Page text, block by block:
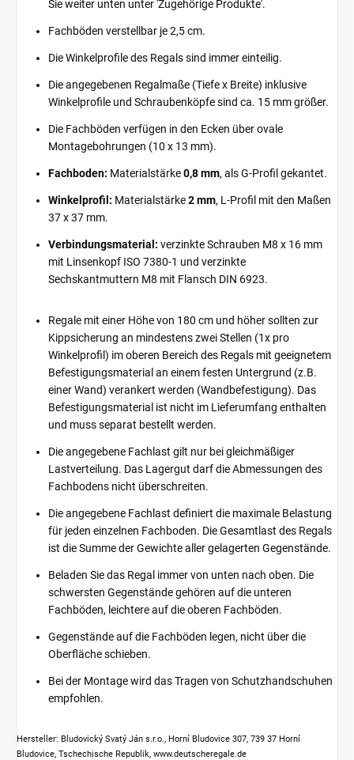
Sie weiter unten unter 'Zugehörige Produkte'.
Fachböden verstellbar je 2,5 cm.
Die Winkelprofile des Regals sind immer einteilig.
Die angegebenen Regalmaße (Tiefe x Breite) inklusive
Winkelprofile und Schraubenköpfe sind ca. 15 mm größer.
Die Fachböden verfügen in den Ecken über ovale
Montagebohrungen (10 x 13 mm).
Fachboden: Materialstärke0,8 mm, als G-Profil gekantet.
Winkelprofil: Materialstärke2 mm, L-Profil mit den Maßen
37 x 37 mm.
Verbindungsmaterial: verzinkte Schrauben M8 x 16 mm
mit Linsenkopf ISO 7380-1 und verzinkte
Sechskantmuttern M8 mit Flansch DIN 6923.
Regale mit einer Höhe von 180 cm und höher sollten zur
Kippsicherung an mindestens zwei Stellen (1x pro
Winkelprofil) im oberen Bereich des Regals mit geeignetem
Befestigungsmaterial an einem festen Untergrund (z.B.
einer Wand) verankert werden (Wandbefestigung). Das
Befestigungsmaterial ist nicht im Lieferumfang enthalten
und muss separat bestellt werden.
Die angegebene Fachlast gilt nur bei gleichmäßiger
Lastverteilung. Das Lagergut darf die Abmessungen des
Fachbodens nicht überschreiten.
Die angegebene Fachlast definiert die maximale Belastung
für jeden einzelnen Fachboden. Die Gesamtlast des Regals
ist die Summe der Gewichte aller gelagerten Gegenstände.
Beladen Sie das Regal immer von unten nach oben. Die
schwersten Gegenstände gehören auf die unteren
Fachböden, leichtere auf die oberen Fachböden.
Gegenstände auf die Fachböden legen, nicht über die
Oberfläche schieben.
Bei der Montage wird das Tragen von Schutzhandschuhen
empfohlen.
Hersteller: Bludovický Svatý Ján s.r.o., Horní Bludovice 307, 739 37 Horní
Bludovice, Tschechische Republik, www.deutscheregale.de